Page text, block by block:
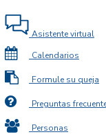
Asistente virtual
Calendarios
Formule su queja
Preguntas
Personas